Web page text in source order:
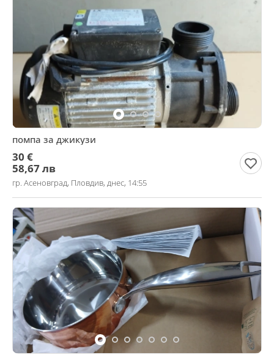
помпа за джикузи
30 €
58,67 лв
гр. Асеновград, Пловдив, днес, 14:55